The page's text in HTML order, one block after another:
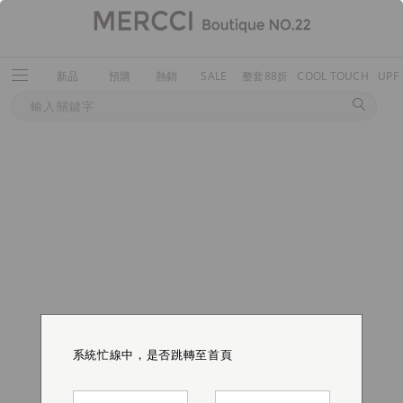
新品 預購 熱銷 SALE 整套88折 COOL TOUCH
系統忙線中，是否跳轉至首頁
系統忙線中，是否跳轉至首頁
系統忙線中，是否跳轉至首頁
系統忙線中，是否跳轉至首頁
系統忙線中，是否跳轉至首頁